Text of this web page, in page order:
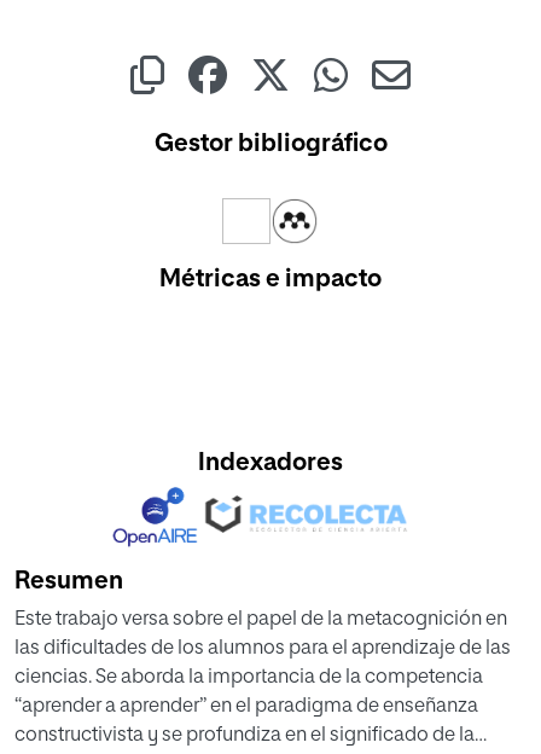
Gestor bibliográfico
Métricas e impacto
Indexadores
Resumen
Este trabajo versa sobre el papel de la metacognición en
las dificultades de los alumnos para el aprendizaje de las
ciencias. Se aborda la importancia de la competencia
“aprender a aprender” en el paradigma de enseñanza
constructivista y se profundiza en el significado de la